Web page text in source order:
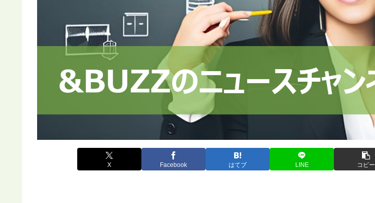
X Facebook はてブ LINE コピー